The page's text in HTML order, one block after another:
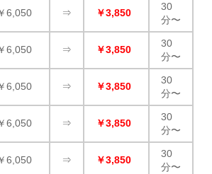
6,050 ⇒ ￥3,850
30
分〜
6,050 ⇒ ￥3,850
30
分〜
6,050 ⇒ ￥3,850
30
分〜
6,050 ⇒ ￥3,850
30
分〜
6,050 ⇒ ￥3,850
30
分〜